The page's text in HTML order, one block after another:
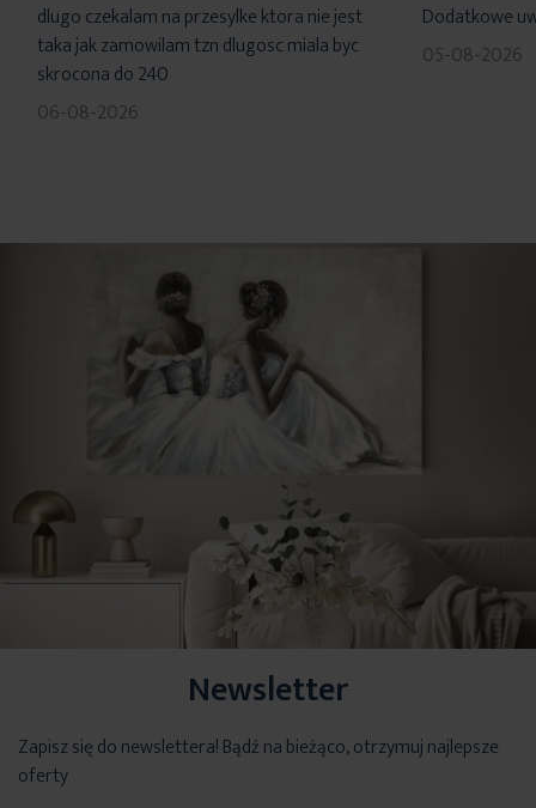
dlugo czekalam na przesylke ktora nie jest
taka jak zamowilam tzn dlugosc miala byc
skrocona do 240
06-08-2026
Dodatkowe
05-08-2026
Newsletter
Zapisz się do newslettera! Bądź na bieżąco, otrzymuj najlepsze
oferty